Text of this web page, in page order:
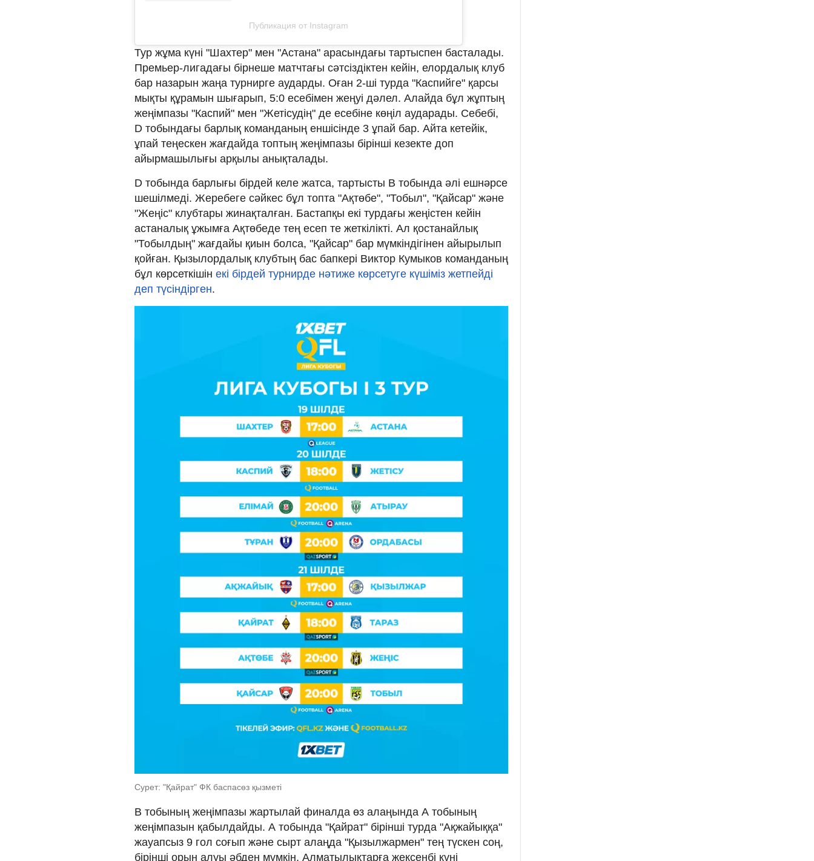
Публикация от Instagram
Тур жұма күні "Шахтер" мен "Астана" арасындағы тартыспен басталады.
Премьер-лигадағы бірнеше матчтағы сәтсіздіктен кейін, елордалық клуб
бар назарын жаңа турнирге аударды. Оған 2-ші турда "Каспийге" қарсы
мықты құрамын шығарып, 5:0 есебімен жеңуі дәлел. Алайда бұл жұптың
жеңімпазы "Каспий" мен "Жетісудің" де есебіне көңіл аударады. Себебі,
D тобындағы барлық команданың еншісінде 3 ұпай бар. Айта кетейік,
ұпай теңескен жағдайда топтың жеңімпазы бірінші кезекте доп
айырмашылығы арқылы анықталады.
D тобында барлығы бірдей келе жатса, тартысты В тобында әлі ешнәрсе
шешілмеді. Жеребеге сәйкес бұл топта "Ақтөбе", "Тобыл", "Қайсар" және
"Жеңіс" клубтары жинақталған. Бастапқы екі турдағы жеңістен кейін
астаналық ұжымға Ақтөбеде тең есеп те жеткілікті. Ал қостанайлық
"Тобылдың" жағдайы қиын болса, "Қайсар" бар мүмкіндігінен айырылып
қойған. Қызылордалық клубтың бас бапкері Виктор Кумыков команданың
бұл көрсеткішін екі бірдей турнирде нәтиже көрсетуге күшіміз жетпейді
деп түсіндірген.
Сурет: "Қайрат" ФК баспасөз қызметі
B тобының жеңімпазы жартылай финалда өз алаңында А тобының
жеңімпазын қабылдайды. А тобында "Қайрат" бірінші турда "Ақжайыққа"
жауапсыз 9 гол соғып және сырт алаңда "Қызылжармен" тең түскен соң,
бірінші орын алуы әбден мүмкін. Алматылықтарға жексенбі күні